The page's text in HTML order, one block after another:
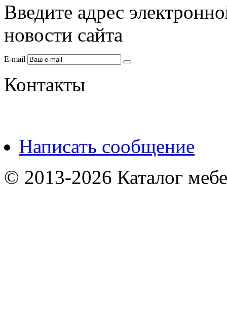
Введите адрес
новости сайта
E-mail
Контакты
Написать сообщение
© 2013-2026 Каталог